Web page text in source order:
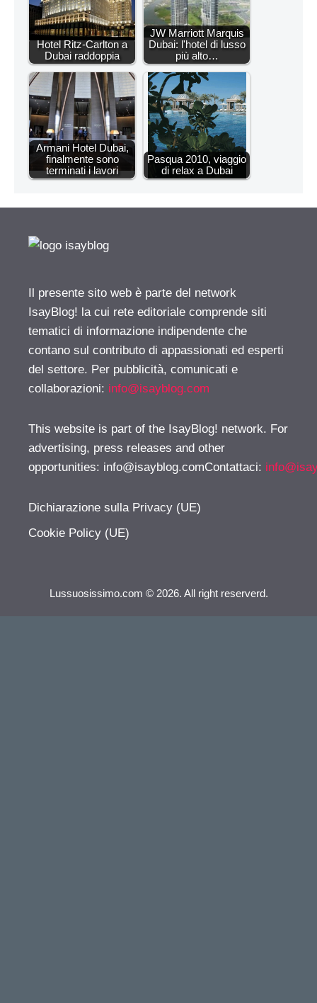
Hotel Ritz-Carlton a
Dubai raddoppia
JW Marriott Marquis
Dubai: l'hotel di lusso
più alto…
Armani Hotel Dubai,
finalmente sono
terminati i lavori
Pasqua 2010, viaggio
di relax a Dubai
Il presente sito web è parte del network
IsayBlog! la cui rete editoriale comprende siti
tematici di informazione indipendente che
contano sul contributo di appassionati ed esperti
del settore. Per pubblicità, comunicati e
collaborazioni: info@isayblog.com
This website is part of the IsayBlog! network. For
advertising, press releases and other
opportunities: info@isayblog.comContattaci:
Dichiarazione sulla Privacy (UE)
Cookie Policy (UE)
Lussuosissimo.com © 2026. All right reserverd.